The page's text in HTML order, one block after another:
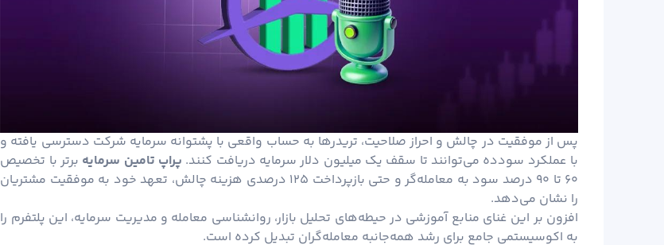
پس از موفقیت در چالش و احراز صلاحیت، تریدرها به حساب واقعی با پشتوانه سرمایه شرکت دسترسی یافته و
با عملکرد سودده می‌توانند تا سقف یک میلیون دلار سرمایه دریافت کنند. پراپ تامین سرمایه برتر با تخصیص
۶۰ تا ۹۰ درصد سود به معامله‌گر و حتی بازپرداخت ۱۲۵ درصدی هزینه چالش، تعهد خود به موفقیت مشتریان
را نشان می‌دهد.
افزون بر این غنای منابع آموزشی در حیطه‌های تحلیل بازار، روانشناسی معامله و مدیریت سرمایه، این پلتفرم را
به اکوسیستمی جامع برای رشد همه‌جانبه معامله‌گران تبدیل کرده است.